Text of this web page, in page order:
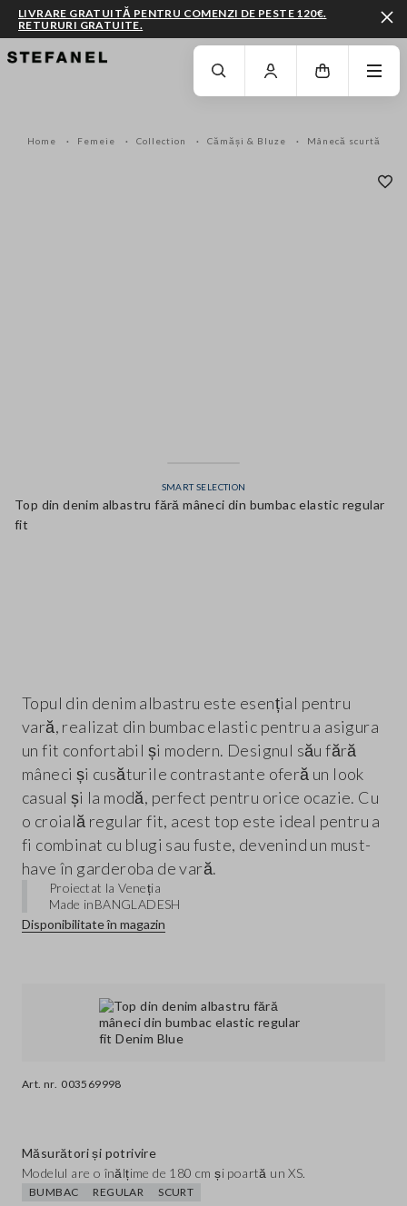
MERGI LA CONȚINUTUL PRINCIPALDERULEAZĂ ÎN JOS
LIVRARE GRATUITĂ PENTRU COMENZI DE PESTE 120€.
RETURURI GRATUITE.
Home Femeie Collection Cămăși & Bluze Mânecă scurtă
SMART SELECTION
Top din denim albastru fără mâneci din bumbac elastic regular
fit
Art. nr. 003569998
Topul din denim albastru este esențial pentru
vară, realizat din bumbac elastic pentru a asigura
un fit confortabil și modern. Designul său fără
mâneci și cusăturile contrastante oferă un look
casual și la modă, perfect pentru orice ocazie. Cu
o croială regular fit, acest top este ideal pentru a
fi combinat cu blugi sau fuste, devenind un must-
have în garderoba de vară.
Proiectat la Veneția
Made inBANGLADESH
Disponibilitate în magazin
Măsurători și potrivire
Modelul are o înălțime de 180 cm și poartă un XS.
BUMBAC REGULAR SCURT